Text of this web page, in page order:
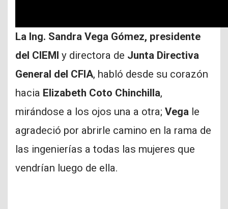
La Ing. Sandra Vega Gómez, presidente
del CIEMI y directora de Junta Directiva
General del CFIA, habló desde su corazón
hacia Elizabeth Coto Chinchilla,
mirándose a los ojos una a otra; Vega le
agradeció por abrirle camino en la rama de
las ingenierías a todas las mujeres que
vendrían luego de ella.